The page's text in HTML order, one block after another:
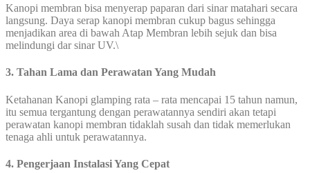
Kanopi membran bisa menyerap paparan dari sinar matahari secara
langsung. Daya serap kanopi membran cukup bagus sehingga
menjadikan area di bawah Atap Membran lebih sejuk dan bisa
melindungi dar sinar UV.\
3. Tahan Lama dan Perawatan Yang Mudah
Ketahanan Kanopi glamping rata – rata mencapai 15 tahun namun,
itu semua tergantung dengan perawatannya sendiri akan tetapi
perawatan kanopi membran tidaklah susah dan tidak memerlukan
tenaga ahli untuk perawatannya.
4. Pengerjaan Instalasi Yang Cepat